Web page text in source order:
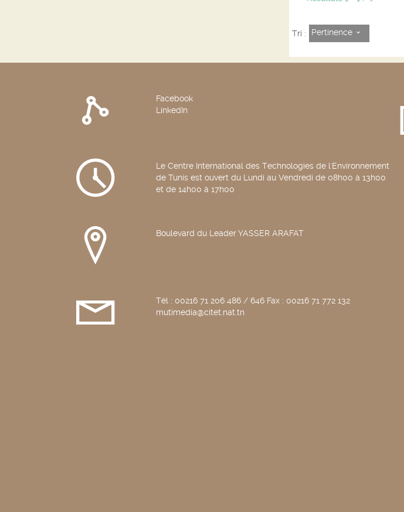
Tri : Pertinence
Facebook
LinkedIn
Le Centre International des Technologies de l'Environnement
de Tunis est ouvert du Lundi au Vendredi de 08h00 à 13h00
et de 14h00 à 17h00
Boulevard du Leader YASSER ARAFAT
Tél : 00216 71 206 486 / 646 Fax : 00216 71 772 132
mutimedia@citet.nat.tn